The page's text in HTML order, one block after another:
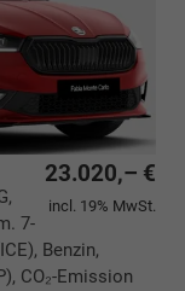
23.020,– €
incl. 19% MwSt.
7-
Benzin,
CO₂-Emission